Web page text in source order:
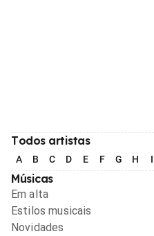
Todos artistas
A B C D E F G H I
Músicas
Em alta
Estilos musicais
Novidades